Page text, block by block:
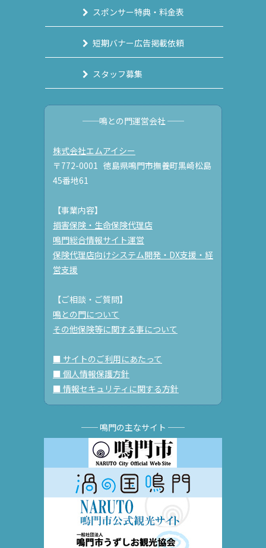
スポンサー特典・料金表
短期バナー広告掲載依頼
スタッフ募集
──鳴との門運営会社 ──
株式会社エムアイシー
〒772-0001 徳島県鳴門市撫養町黒崎松島
45番地61
【事業内容】
損害保険・生命保険代理店
鳴門総合情報サイト運営
保険代理店向けシステム開発・DX支援・経
営支援
【ご相談・ご質問】
鳴との門について
その他保険等に関する事について
■ サイトのご利用にあたって
■ 個人情報保護方針
■ 情報セキュリティに関する方針
── 鳴門の主なサイト ──